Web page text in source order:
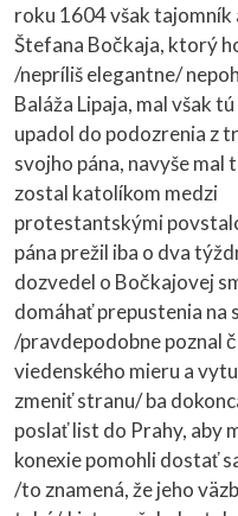
roku 1604 však tajomník
Štefana Bočkaja, ktorý
/nepríliš elegantne/
Baláža Lipaja, mal však
upadol do podozrenia z
svojho pána, navyše mal
zostal katolíkom medzi
protestantskými
pána prežil iba o dva
dozvedel o Bočkajovej
domáhať prepustenia na
/pravdepodobne poznal
viedenského mieru a
zmeniť stranu/ ba
poslať list do Prahy, aby
konexie pomohli dostať
/to znamená, že jeho